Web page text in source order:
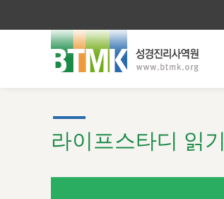
라이프스타디 읽기